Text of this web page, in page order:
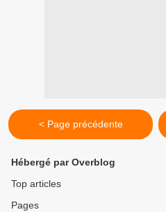
< Page précédente
Hébergé par Overblog
Top articles
Pages